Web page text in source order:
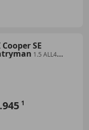
SE
1.5 ALL4
1